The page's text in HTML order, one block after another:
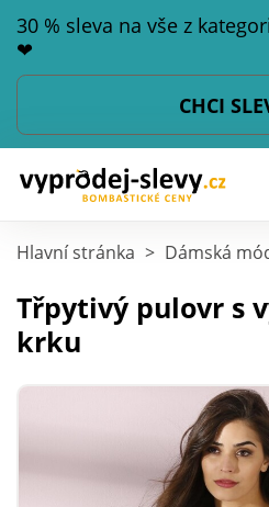
30 % sleva na vše z
❤
CHCI
Hlavní stránka > Dámská
Třpytivý pulovr s
krku